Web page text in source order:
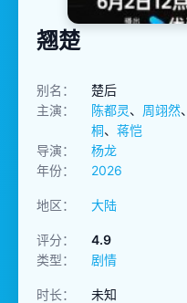
翘楚
别名：
楚后
主演：
陈都灵、 周翊然、
桐、 蒋恺
导演：
杨龙
年份：
2026
地区： 大陆
评分：
4.9
类型：
剧情
时长： 未知